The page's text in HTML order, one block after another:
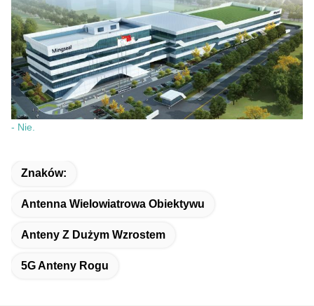
- Nie.
Znaków:
Antenna Wielowiatrowa Obiektywu
Anteny Z Dużym Wzrostem
5G Anteny Rogu